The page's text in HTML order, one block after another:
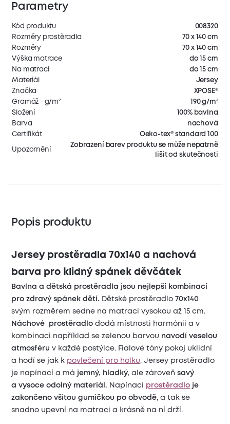
Parametry
Kód produktu
008320
Rozměry prostěradla
70 x 140 cm
Rozměry
70 x 140 cm
Výška matrace
do 15 cm
Na matraci
do 15 cm
Materiál
Jersey
Značka
XPOSE®
Gramáž - g/m²
190 g/m²
Složení
100% bavlna
Barva
nachová
Certifikát
Oeko-tex® standard 100
Upozornění
Zobrazení barev produktu se může nepatrně
lišit od skutečnosti
Popis produktu
Jersey prostěradla 70x140 a nachová
barva pro klidný spánek děvčátek
Bavlna a dětská prostěradla jsou nejlepší kombinací
pro zdravý spánek dětí.
Dětské prostěradlo70x140
svým rozměrem sedne na matraci vysokou až 15 cm.
Náchové prostěradlo dodá místnosti harmónii a v
kombinaci například se zelenou barvou navodí veselou
atmosféru v každé postýlce. Fialové tóny pokoj uklidní
a hodí se jak k povlečení pro holku. Jersey prostěradlo
je napínací a má jemný, hladký, ale zároveňsavý
a vysoce odolný materiál. Napínací prostěradlo je
zakončeno všitou gumičkou po obvodě, a tak se
snadno upevní na matraci a krásně na ní drží.